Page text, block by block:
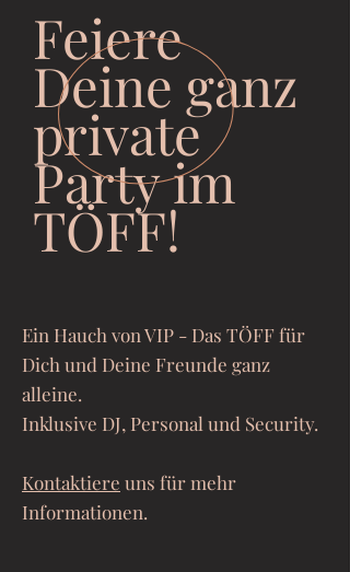
Feiere
Deine ganz
private
Party im
TÖFF!
Ein Hauch von VIP - Das TÖFF für
Dich und Deine Freunde ganz
alleine.
Inklusive DJ, Personal und Security.
Kontaktiere uns für mehr
Informationen.